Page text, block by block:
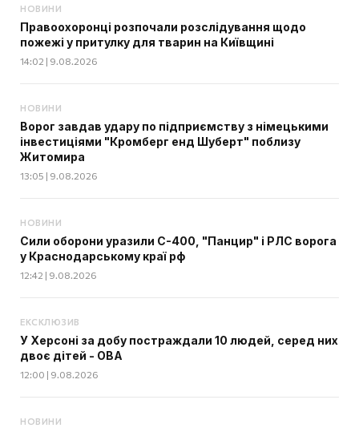
НОВИНИ
Правоохоронці розпочали розслідування щодо
пожежі у притулку для тварин на Київщині
14:02 | 9.08.2026
НОВИНИ
Ворог завдав удару по підприємству з німецькими
інвестиціями "Кромберг енд Шуберт" поблизу
Житомира
13:05 | 9.08.2026
НОВИНИ
Сили оборони уразили С-400, "Панцир" і РЛС ворога
у Краснодарському краї рф
12:42 | 9.08.2026
ЕКСКЛЮЗИВ
У Херсоні за добу постраждали 10 людей, серед них
двоє дітей - ОВА
12:00 | 9.08.2026
НОВИНИ